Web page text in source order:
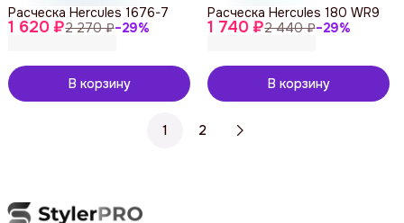
1 620 ₽2 270 ₽−29%
Расческа Hercules 1676-7
В корзину
1 740 ₽2 440 ₽−29%
Расческа Hercules 180 WR9
В корзину
1 2